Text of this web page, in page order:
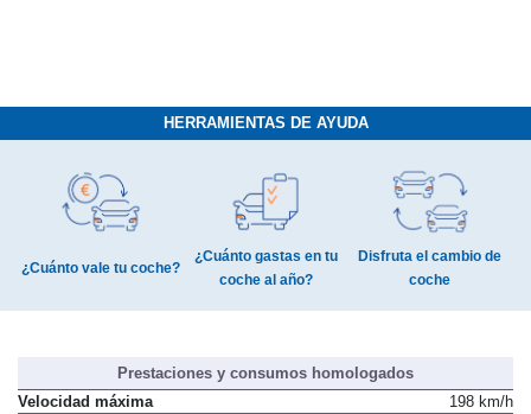
HERRAMIENTAS DE AYUDA
¿Cuánto vale tu coche?
¿Cuánto gastas en tu
coche al año?
Disfruta el cambio de
coche
Prestaciones y consumos homologados
Velocidad máxima
198 km/h